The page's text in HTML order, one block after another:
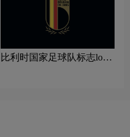
比利时国家足球队标志logo